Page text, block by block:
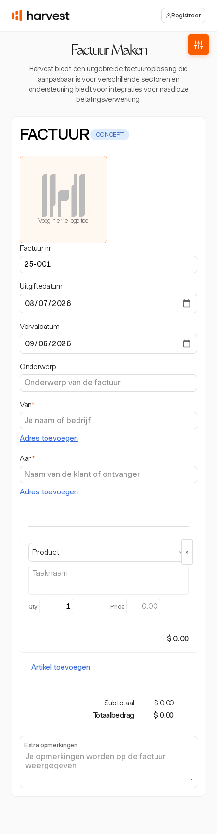
Registreer
Factuur Maken
Harvest biedt een uitgebreide factuuroplossing die
aanpasbaar is voor verschillende sectoren en
ondersteuning biedt voor integraties voor naadloze
betalingsverwerking.
FACTUUR CONCEPT
Voeg hier je logo toe
Factuur nr.
Uitgiftedatum
Vervaldatum
Onderwerp
Van*
Adres toevoegen
Aan*
Adres toevoegen
Product
$ 0.00
Artikel toevoegen
Subtotaal
$ 0.00
Totaalbedrag
$ 0.00
Extra opmerkingen